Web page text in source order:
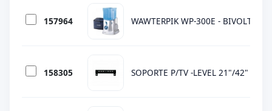
157964 WAWTERPIK WP-300E - BIVOLT
158305 SOPORTE P/TV -LEVEL 21"/42" LV-